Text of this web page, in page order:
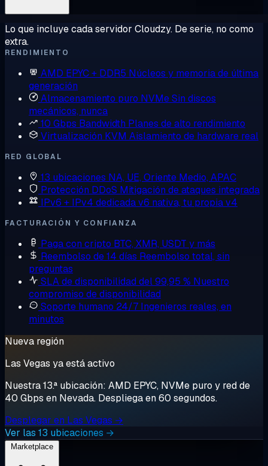
Lo que incluye cada servidor Cloudzy. De serie, no como
extra.
RENDIMIENTO
AMD EPYC + DDR5 Núcleos y memoria de última
generación
Almacenamiento puro NVMeSin discos
mecánicos, nunca
10 Gbps Bandwidth Planes de alto rendimiento
Virtualización KVM Aislamiento de hardware real
RED GLOBAL
13 ubicaciones NA, UE, Oriente Medio, APAC
Protección DDoS Mitigación de ataques integrada
IPv6 + IPv4 dedicadav6 nativa, tu propia v4
FACTURACIÓN Y CONFIANZA
Paga con cripto BTC, XMR, USDT y más
Reembolso de 14 días Reembolso total, sin
preguntas
SLA de disponibilidad del 99,95 % Nuestro
compromiso de disponibilidad
Soporte humano 24/7 Ingenieros reales, en
minutos
Nueva región
Las Vegas ya está activo
Nuestra 13.ª ubicación: AMD EPYC, NVMe puro y red de
40 Gbps en Nevada. Despliega en 60 segundos.
Desplegar en Las Vegas →
Ver las 13 ubicaciones →